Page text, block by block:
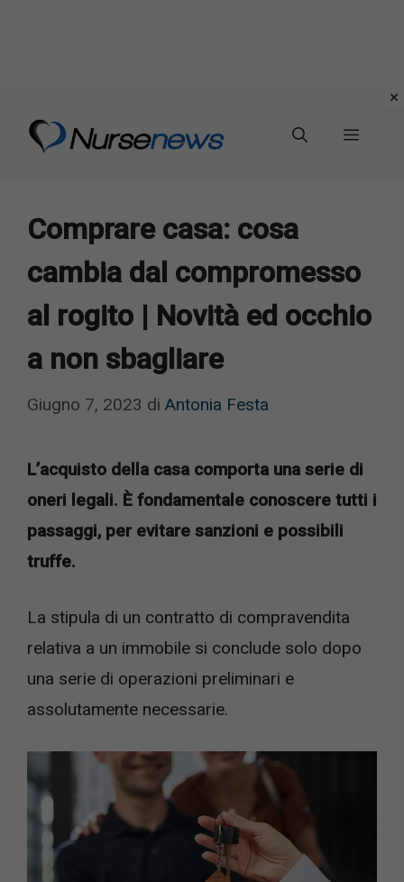
Menu
Comprare casa: cosa
cambia dal compromesso
al rogito | Novità ed occhio
a non sbagliare
Giugno 7, 2023 di Antonia Festa
L’acquisto della casa comporta una serie di
oneri legali. È fondamentale conoscere tutti i
passaggi, per evitare sanzioni e possibili
truffe.
La stipula di un contratto di compravendita
relativa a un immobile si conclude solo dopo
una serie di operazioni preliminari e
assolutamente necessarie.